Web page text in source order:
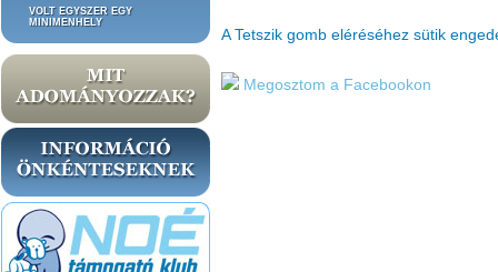
VOLT EGYSZER EGY
MINIMENHELY
A Tetszik gomb eléréséhez sütik
Megosztom a Facebookon